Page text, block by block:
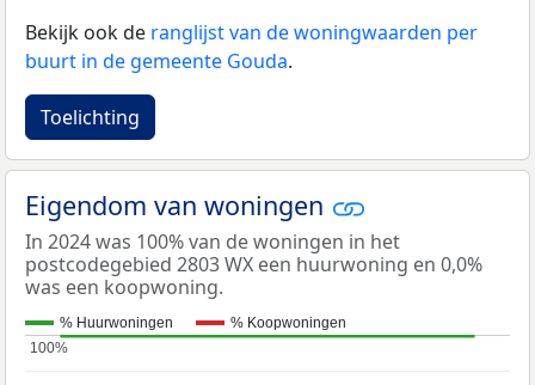
Bekijk ook de ranglijst van de woningwaarden per
buurt in de gemeente Gouda.
Toelichting
Eigendom van woningen
In 2024 was 100% van de woningen in het
postcodegebied 2803 WX een huurwoning en 0,0%
was een koopwoning.
% Huurwoningen % Koopwoningen
100%
100%